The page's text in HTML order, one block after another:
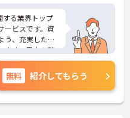
する業界トップ
ービスです。資
う、充実した待
ます。最大の魅
は119日しっか
されるリフレ
可能です。ま
るみん認定」を
た扶養手当など
無料 紹介してもらう